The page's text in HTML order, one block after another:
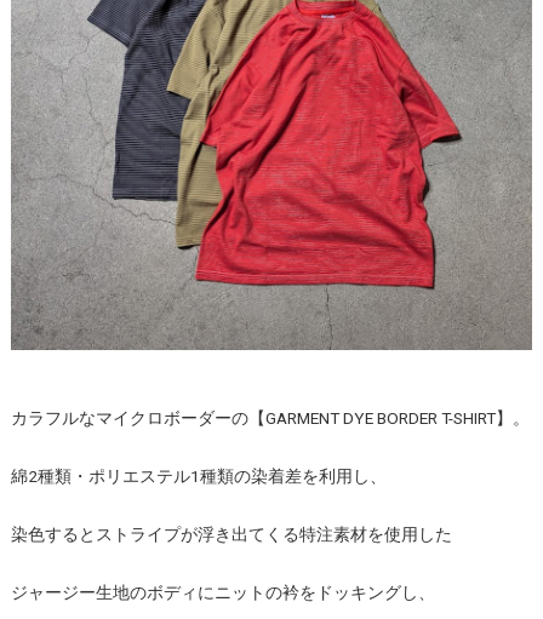
カラフルなマイクロボーダーの【GARMENT DYE BORDER T-SHIRT】。
綿2種類・ポリエステル1種類の染着差を利用し、
染色するとストライプが浮き出てくる特注素材を使用した
ジャージー生地のボディにニットの衿をドッキングし、